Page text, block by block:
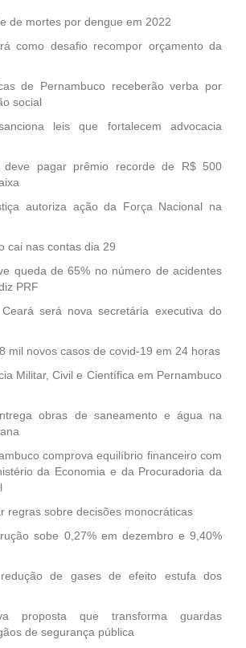
de mortes por dengue em 2022
como desafio recompor orçamento da
de Pernambuco receberão verba por
social
leis que fortalecem advocacia
deve pagar prêmio recorde de R$ 500
autoriza ação da Força Nacional na
cai nas contas dia 29
queda de 65% no número de acidentes
PRF
será nova secretária executiva do
mil novos casos de covid-19 em 24 horas
Militar, Civil e Científica em Pernambuco
obras de saneamento e água na
comprova equilíbrio financeiro com
da Economia e da Procuradoria da
regras sobre decisões monocráticas
sobe 0,27% em dezembro e 9,40%
de gases de efeito estufa dos
proposta que transforma guardas
de segurança pública